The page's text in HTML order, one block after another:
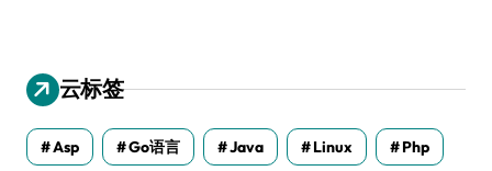
云标签
Asp Go语言 Java Linux Php